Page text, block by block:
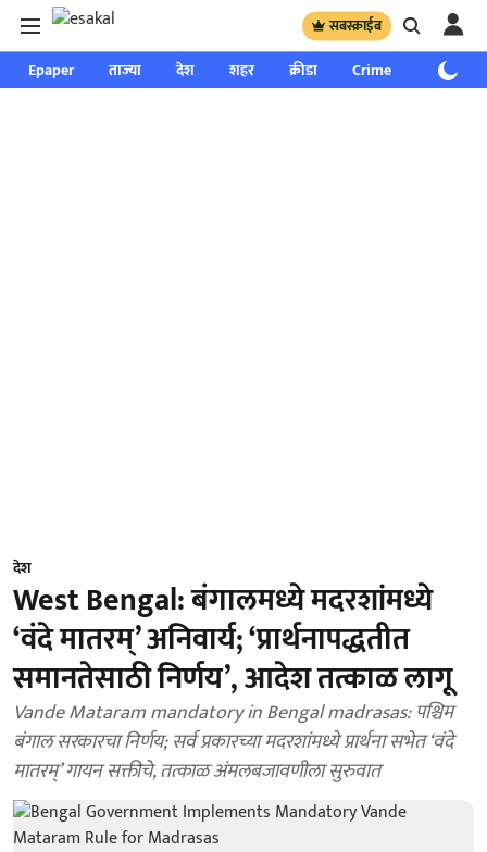
सबस्क्राईब
Epaper ताज्या देश शहर क्रीडा Crime साप्ताहिक
देश
West Bengal: बंगालमध्ये मदरशांमध्ये
‘वंदे मातरम्’ अनिवार्य; ‘प्रार्थनापद्धतीत
समानतेसाठी निर्णय’, आदेश तत्काळ लागू
Vande Mataram mandatory in Bengal madrasas: पश्चिम
बंगाल सरकारचा निर्णय; सर्व प्रकारच्या मदरशांमध्ये प्रार्थना सभेत ‘वंदे
मातरम्’ गायन सक्तीचे, तत्काळ अंमलबजावणीला सुरुवात